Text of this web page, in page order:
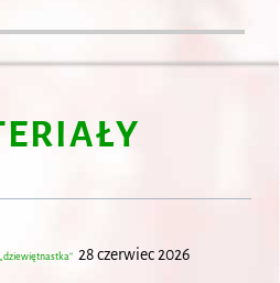
„dziewiętnastka” 28 czerwiec 2026